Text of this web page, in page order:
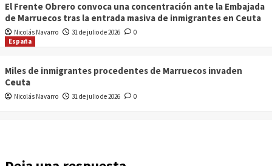
El Frente Obrero convoca una concentración ante la Embajada
de Marruecos tras la entrada masiva de inmigrantes en Ceuta
Nicolás Navarro 31 de julio de 2026
0
España
Miles de inmigrantes procedentes de Marruecos invaden
Ceuta
Nicolás Navarro 31 de julio de 2026 0